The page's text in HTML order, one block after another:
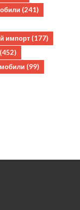
(241)
импорт (177)
(452)
(99)